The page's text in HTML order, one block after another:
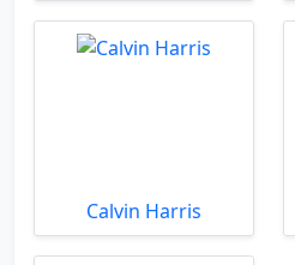
Calvin Harris